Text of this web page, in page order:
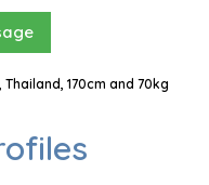
170cm and 70kg